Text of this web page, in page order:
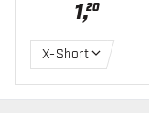
1,20
X-Short